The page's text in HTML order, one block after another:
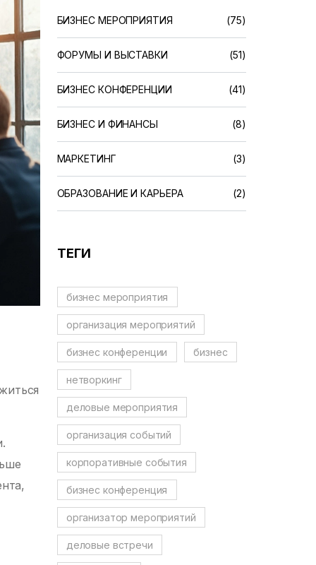
БИЗНЕС МЕРОПРИЯТИЯ (75)
ФОРУМЫ И ВЫСТАВКИ (51)
БИЗНЕС КОНФЕРЕНЦИИ (41)
БИЗНЕС И ФИНАНСЫ (8)
МАРКЕТИНГ (3)
ОБРАЗОВАНИЕ И КАРЬЕРА (2)
ТЕГИ
бизнес мероприятия
организация мероприятий
бизнес конференции бизнес
нетворкинг
деловые мероприятия
организация событий
корпоративные события
бизнес конференция
организатор мероприятий
деловые встречи